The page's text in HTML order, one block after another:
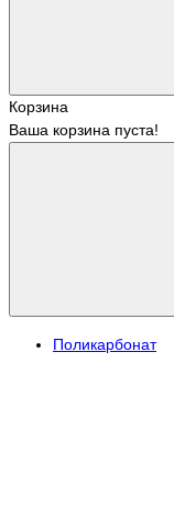
Корзина
Ваша корзина пуста!
Поликарбонат